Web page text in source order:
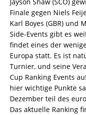
Jayson Shaw (SCO)
Finale gegen Niels
Karl Boyes (GBR) und
Side-Events gibt es
findet eines der
Europa statt. Es ist
Turnier, und seine
Cup Ranking Events
hier wichtige Punkte
Dezember teil des
Das aktuelle Ranking